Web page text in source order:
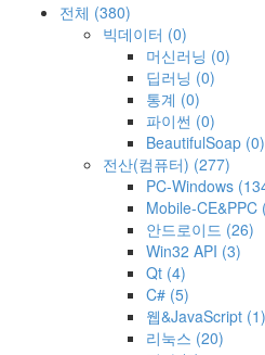
전체 (380)
빅데이터 (0)
머신러닝 (0)
딥러닝 (0)
통계 (0)
파이썬 (0)
BeautifulSoap (0)
전산(컴퓨터) (277)
PC-Windows
Mobile-CE&PPC
안드로이드 (26)
Win32 API (3)
Qt (4)
C# (5)
웹&JavaScript (1)
리눅스 (20)